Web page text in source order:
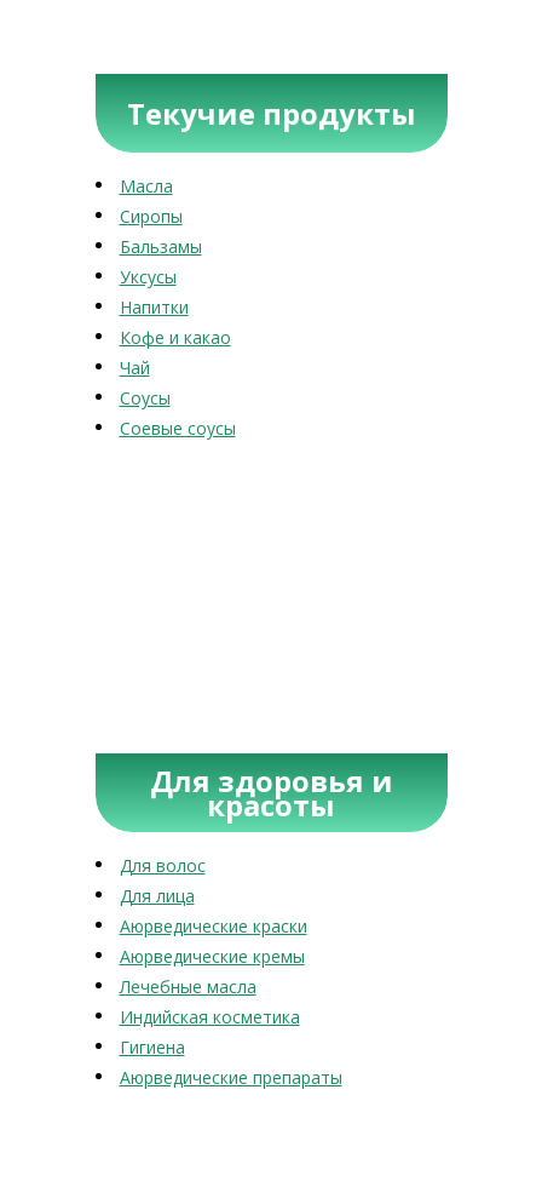
Текучие продукты
Масла
Сиропы
Бальзамы
Уксусы
Напитки
Кофе и какао
Чай
Соусы
Соевые соусы
Для здоровья и
красоты
Для волос
Для лица
Аюрведические краски
Аюрведические кремы
Лечебные масла
Индийская косметика
Гигиена
Аюрведические препараты